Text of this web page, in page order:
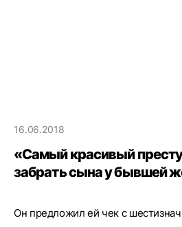
16.06.2018
«Самый красивый
забрать сына у бывшей
Он предложил ей чек с